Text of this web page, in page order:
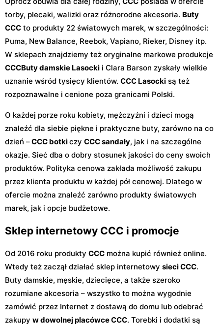
torby, plecaki, walizki oraz różnorodne akcesoria. Buty
CCC to produkty 22 światowych marek, w szczególności:
Puma, New Balance, Reebok, Vapiano, Rieker, Disney itp.
W sklepach znajdziemy też oryginalne markowe produkcje
CCCButy damskie Lasocki i Clara Barson zyskały wielkie
uznanie wśród tysięcy klientów. CCC Lasocki są też
rozpoznawalne i cenione poza granicami Polski.
O każdej porze roku kobiety, mężczyźni i dzieci mogą
znaleźć dla siebie piękne i praktyczne buty, zarówno na co
dzień –CCC botkiczy CCC sandały, jak i na szczególne
okazje. Sieć dba o dobry stosunek jakości do ceny swoich
produktów. Polityka cenowa zakłada możliwość zakupu
przez klienta produktu w każdej pół cenowej. Dlatego w
ofercie można znaleźć zarówno produkty światowych
marek, jak i opcje budżetowe.
Sklep internetowy CCC i promocje
Od 2016 roku produkty CCC można kupić również online.
Wtedy też zaczął działać sklep internetowy sieci CCC.
Buty damskie, męskie, dziecięce, a także szeroko
rozumiane akcesoria – wszystko to można wygodnie
zamówić przez Internet z dostawą do domu lub odebrać
zakupy w dowolnej placówce CCC. Torebki i dodatki są